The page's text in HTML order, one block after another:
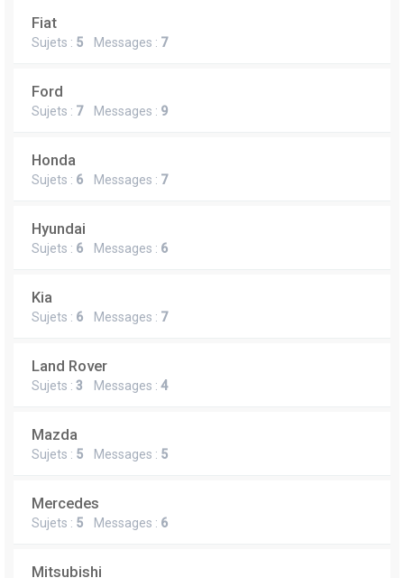
Fiat
Sujets : 5 Messages : 7
Ford
Sujets : 7Messages : 9
Honda
Sujets : 6 Messages : 7
Hyundai
Sujets : 6 Messages : 6
Kia
Sujets : 6 Messages : 7
Land Rover
Sujets : 3 Messages : 4
Mazda
Sujets : 5 Messages : 5
Mercedes
Sujets : 5 Messages : 6
Mitsubishi